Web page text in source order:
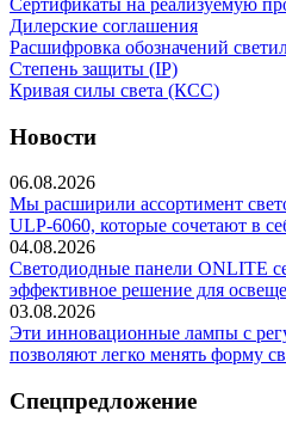
Сертификаты на реализуемую
Дилерские соглашения
Расшифровка обозначений
Степень защиты (IP)
Кривая силы света (КСС)
Новости
06.08.2026
Мы расширили ассортимент
ULP-6060, которые сочетают в
04.08.2026
Светодиодные панели ONLITE
эффективное решение для
03.08.2026
Эти инновационные лампы с
позволяют легко менять форму
Спецпредложение